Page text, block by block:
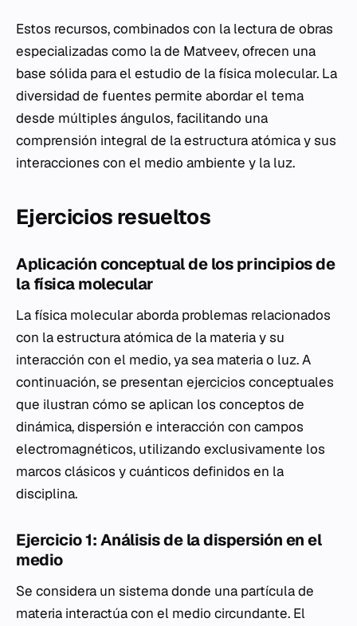
Estos recursos, combinados con la lectura de obras
especializadas como la de Matveev, ofrecen una
base sólida para el estudio de la física molecular. La
diversidad de fuentes permite abordar el tema
desde múltiples ángulos, facilitando una
comprensión integral de la estructura atómica y sus
interacciones con el medio ambiente y la luz.
Ejercicios resueltos
Aplicación conceptual de los principios de
la física molecular
La física molecular aborda problemas relacionados
con la estructura atómica de la materia y su
interacción con el medio, ya sea materia o luz. A
continuación, se presentan ejercicios conceptuales
que ilustran cómo se aplican los conceptos de
dinámica, dispersión e interacción con campos
electromagnéticos, utilizando exclusivamente los
marcos clásicos y cuánticos definidos en la
disciplina.
Ejercicio 1: Análisis de la dispersión en el
medio
Se considera un sistema donde una partícula de
materia interactúa con el medio circundante. El